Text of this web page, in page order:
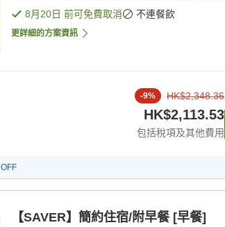
8月20日 前可免費取消 不連餐飲
更詳細的方案資訊
-9% HK$2,348.36
HK$2,113.53
包括稅項及其他費用
OFF
【SAVER】簡約住宿/附早餐 [早餐]